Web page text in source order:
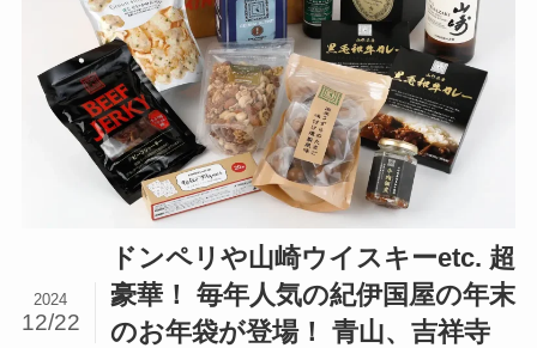
ドンペリや山崎ウイスキーetc. 超
豪華！ 毎年人気の紀伊国屋の年末
のお年袋が登場！ 青山、吉祥寺
2024
12/22